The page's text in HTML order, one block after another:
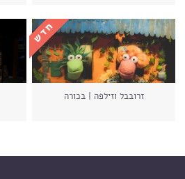
זרובבל וזילפה | בכורה